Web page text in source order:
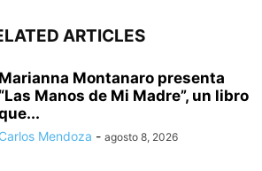
ARTICLES
Marianna Montanaro presenta
“Las Manos de Mi Madre”, un libro
Carlos Mendoza - agosto 8, 2026